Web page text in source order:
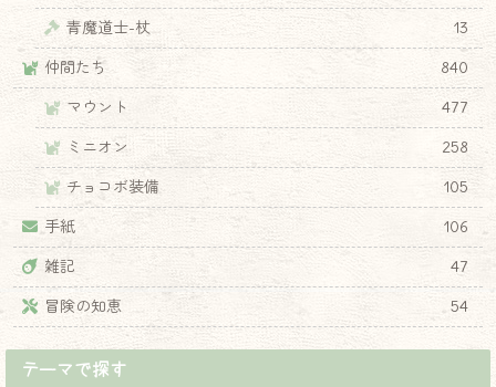
青魔道士-杖
13
仲間たち
840
マウント
477
ミニオン
258
チョコボ装備
105
手紙
106
雑記
47
冒険の知恵
54
テーマで探す